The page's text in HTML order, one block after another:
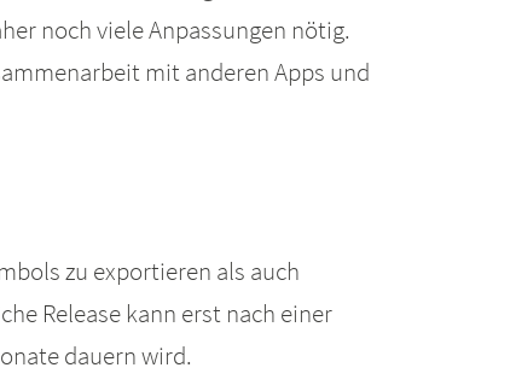
noch viele Anpassungen nötig.
mit anderen Apps und
zu exportieren als auch
Release kann erst nach einer
dauern wird.